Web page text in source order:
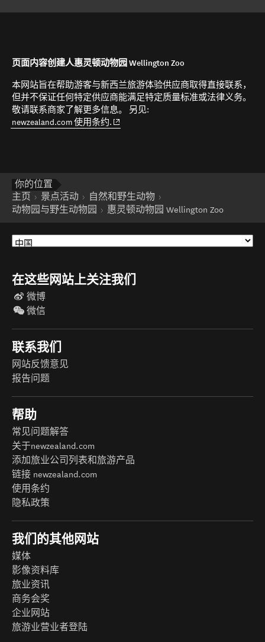
页面内容创建人惠灵顿动物园 Wellington Zoo
本网站旨在帮助游客与新西兰旅游体验供应商取得直接联系，
但并不保证任何特定供应商能满足特定质量标准或法律义务。
敬请联系商家了解更多信息。 另见:
newzealand.com 使用条约. (opens in new window)
你的位置
主页
景点活动
自然和野生动物
动物园与野生动物园
惠灵顿动物园 Wellington Zoo
在这些网站上关注我们
微博
微信
联系我们
网站反馈意见
报告问题
帮助
常见问题解答
关于newzealand.com
添加旅业公司列表和旅游产品
链接 newzealand.com
使用条约
隐私政策
我们的其他网站
媒体
影像资料库
旅业资讯
商务会奖
企业网站
旅游业营业者登陆